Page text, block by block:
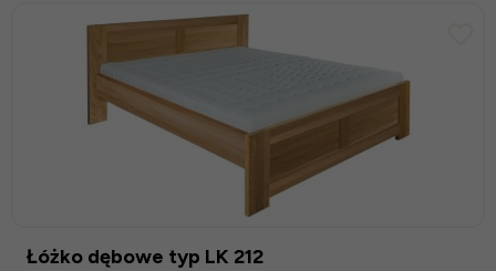
Łóżko dębowe typ LK 212